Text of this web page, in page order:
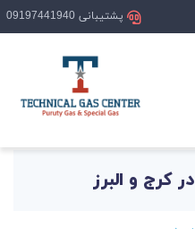
کرج و البرز
پشتیبانی 09197441940